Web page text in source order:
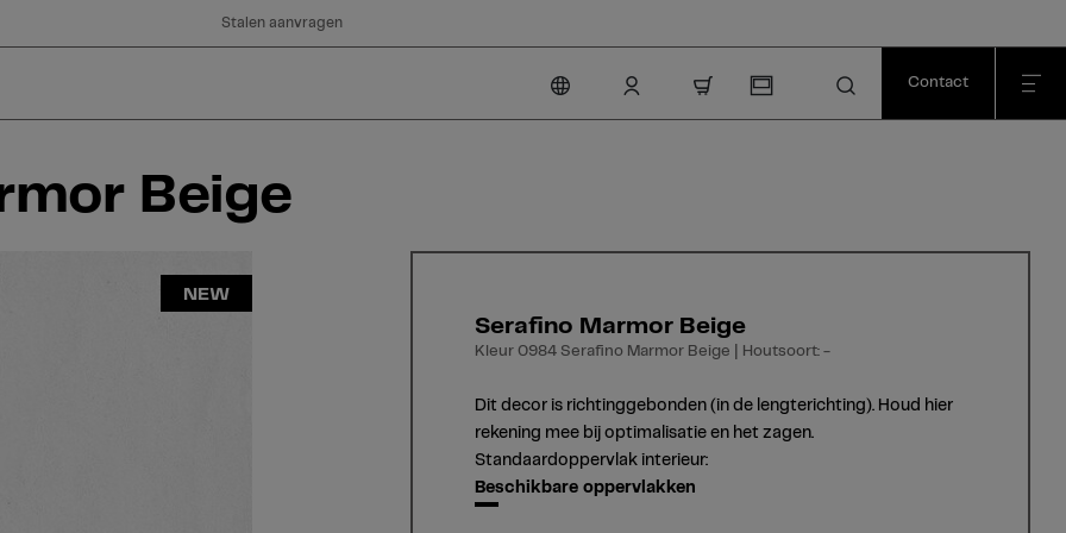
Stalen aanvragen
Contact
Beige
NEW
Serafino Marmor Beige
Kleur 0984 Serafino Marmor Beige | Houtsoort: -
Dit decor is richtinggebonden (in de lengterichting). Houd hier
rekening mee bij optimalisatie en het zagen.
Standaardoppervlak interieur:
Beschikbare oppervlakken